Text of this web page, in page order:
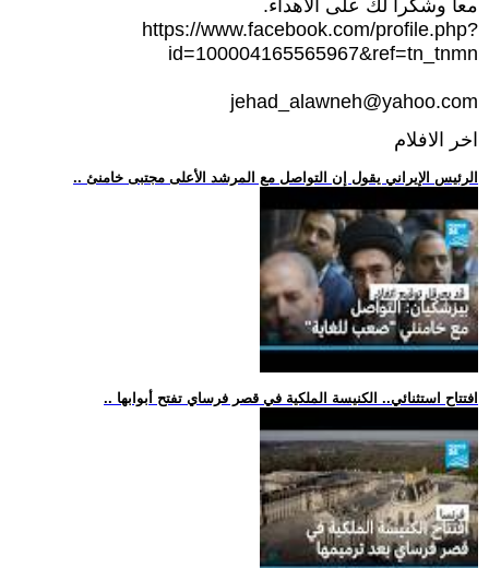
معا وشكرا لك على الاهداء.
https://www.facebook.com/profile.php?
id=100004165565967&ref=tn_tnmn
jehad_alawneh@yahoo.com
اخر الافلام
.. الرئيس الإيراني يقول إن التواصل مع المرشد الأعلى مجتبى خامنئ
.. افتتاح استثنائي.. الكنيسة الملكية في قصر فرساي تفتح أبوابها